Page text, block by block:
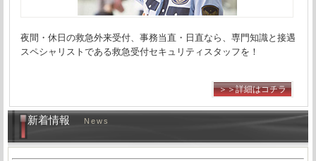
夜間・休日の救急外来受付、事務当直・日直なら、専門知識と接遇
スペシャリストである救急受付セキュリティスタッフを！
＞＞詳細はコチラ
新着情報 News